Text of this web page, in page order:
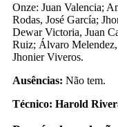
Onze: Juan Valencia;
Rodas, José García;
Dewar Victoria, Juan
Ruiz; Álvaro
Jhonier Viveros.
Ausências: Não tem.
Técnico: Harold